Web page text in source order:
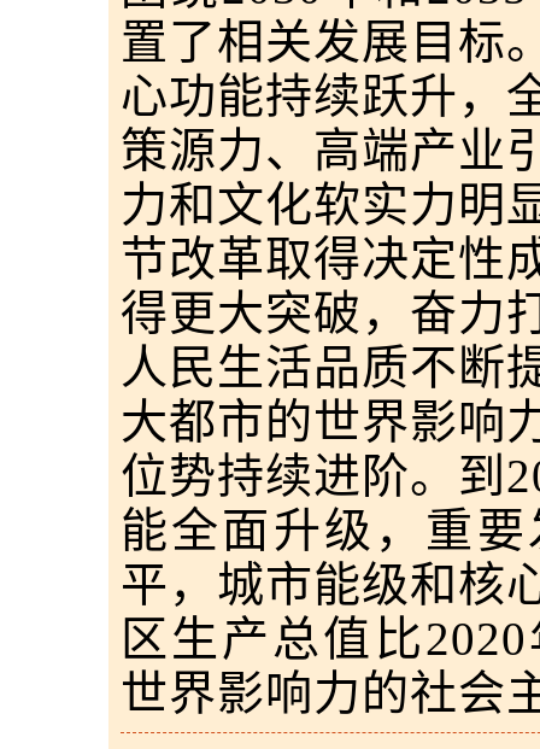
置了相关发展目标
心功能持续跃升，
策源力、高端产业
力和文化软实力明
节改革取得决定性
得更大突破，奋力
人民生活品质不断
大都市的世界影响
位势持续进阶。到
能全面升级，重
平，城市能级和核
区生产总值比
世界影响力的社会